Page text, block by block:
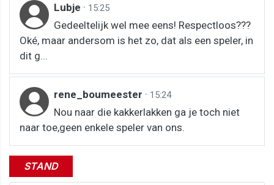
Lubje · 15:25
Gedeeltelijk wel mee eens! Respectloos???
Oké, maar andersom is het zo, dat als een speler, in
dit g...
rene_boumeester · 15:24
Nou naar die kakkerlakken ga je toch niet
naar toe,geen enkele speler van ons.
STAND